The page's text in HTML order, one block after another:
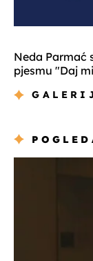
Neda Parmać
pjesmu "Daj